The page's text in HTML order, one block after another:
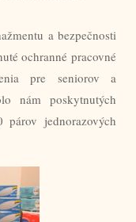
a bezpečnosti
ochranné pracovné
pre seniorov a
nám poskytnutých
jednorazových